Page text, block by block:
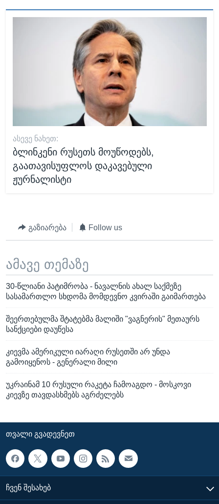
ᲐᲡᲔᲕᲔ ᲜᲐᲮᲔᲗ:
ბლინკენი რუსეთს მოუწოდებს,
გაათავისუფლოს დაკავებული
ჟურნალისტი
გაზიარება Follow us
ამავე თემაზე
30-წლიანი პატიმრობა - ნავალნის ახალ საქმეზე
სასამართლო სხდომა მომდევნო კვირაში გაიმართება
შეერთებულმა შტატებმა მალიში "ვაგნერის" მეთაურს
სანქციები დაუწესა
კიევმა ამერიკული იარაღი რუსეთში არ უნდა
გამოიყენოს - გენერალი მილი
უკრაინამ 10 რუსული რაკეტა ჩამოაგდო - მოსკოვი
კიევზე თავდასხმებს აგრძელებს
ᲗᲕᲐᲚᲘ ᲒᲕᲐᲓᲔᲕᲜᲔᲗ
ᲩᲕᲔᲜ ᲨᲔᲡᲐᲮᲔᲑ